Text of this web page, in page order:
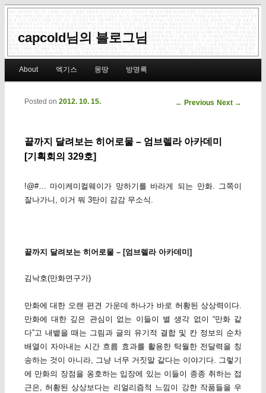
capcold님의 블로그님
Skip to primary content
Skip to secondary content
About 엑기스 몽땅 방명록
Post navigation
← Previous Next →
끝까지 달려보는 히어로물 – 엄브렐라 아카데미
[기획회의 329호]
Posted on 2012. 10. 15.
!@#… 마이케미컬웨이가 망하기를 바라게 되는 만화. 그쪽이
잘나가니, 이거 뭐 3탄이 감감 무소식.
끝까지 달려보는 히어로물 – [엄브렐라 아카데미]
김낙호(만화연구가)
만화에 대한 오랜 편견 가운데 하나가 바로 허황된 상상력이다.
만화에 대한 깊은 관심이 없는 이들이 별 생각 없이 “만화 같
다”고 내뱉을 때는 그림과 글의 유기적 결합 및 칸 정보의 순차
배열이 자아내는 시간 흐름 효과를 활용한 탁월한 전달력을 칭
송하는 것이 아니라, 그냥 너무 거짓말 같다는 이야기다. 그렇기
에 만화의 장점을 옹호하는 입장에 있는 이들이 종종 취하는 접
근은, 허황된 상상보다는 리얼리즘적 느낌이 강한 작품들을 우